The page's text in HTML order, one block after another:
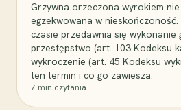
Grzywna orzeczona wyrokiem
egzekwowana w nieskończoność.
czasie przedawnia się wykonanie
przestępstwo (art. 103 Kodeksu
wykroczenie (art. 45 Kodeksu
ten termin i co go zawiesza.
7 min czytania